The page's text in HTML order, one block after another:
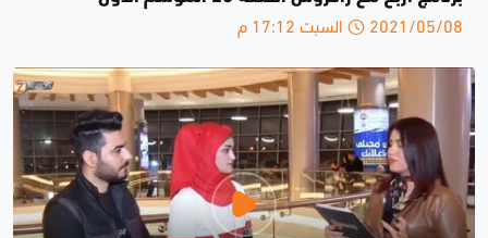
2021/05/08 السبت 17:12 م